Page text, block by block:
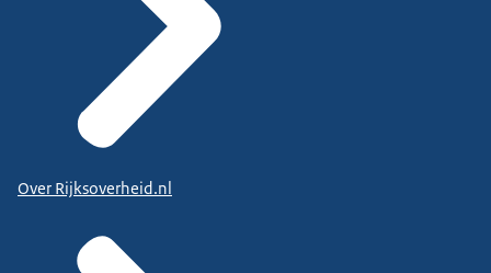
Over Rijksoverheid.nl